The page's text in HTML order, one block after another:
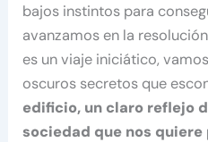
bajos instintos para
avanzamos en la
es un viaje iniciático,
oscuros secretos que
edificio, un claro reflejo
sociedad que nos